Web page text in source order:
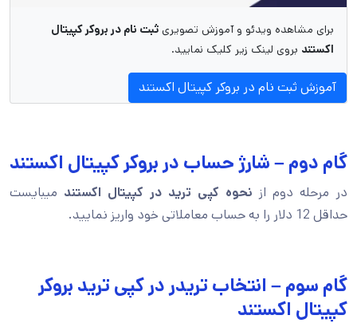
برای مشاهده ویدئو و آموزش تصویری ثبت نام در بروکر کپیتال
اکستند بروی لینک زیر کلیک نمایید.
آموزش ثبت‌ نام در بروکر کپیتال اکستند
گام دوم – شارژ حساب در بروکر کپیتال اکستند
در مرحله دوم از نحوه کپی ترید در کپیتال اکستند میبایست
حداقل 12 دلار را به حساب معاملاتی خود واریز نمایید.
گام سوم – انتخاب تریدر در کپی ترید بروکر
کپیتال اکستند